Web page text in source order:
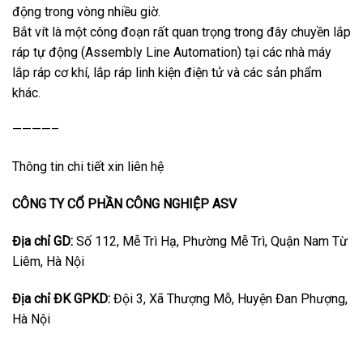
động trong vòng nhiều giờ.
Bắt vít là một công đoạn rất quan trọng trong đây chuyền lắp
ráp tự động (Assembly Line Automation) tại các nhà máy
lắp ráp cơ khí, lắp ráp linh kiện điện tử và các sản phẩm
khác.
————–
Thông tin chi tiết xin liên hệ
CÔNG TY CỔ PHẦN CÔNG NGHIỆP ASV
Địa chỉ GD: Số 112, Mễ Trì Hạ, Phường Mễ Trì, Quận Nam Từ
Liêm, Hà Nội
Địa chỉ ĐK GPKD: Đội 3, Xã Thượng Mỗ, Huyện Đan Phượng,
Hà Nội